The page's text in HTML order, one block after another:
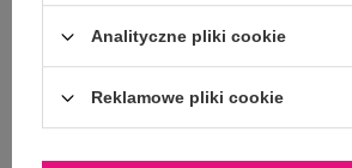
OSTATNIO
Analityczne pliki cookie
Reklamowe pliki cookie